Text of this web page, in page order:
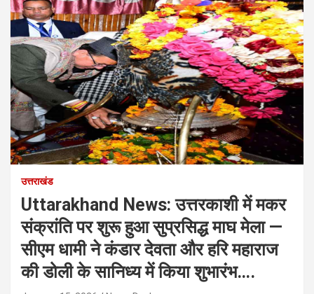
उत्तराखंड
Uttarakhand News: उत्तरकाशी में मकर
संक्रांति पर शुरू हुआ सुप्रसिद्ध माघ मेला —
सीएम धामी ने कंडार देवता और हरि महाराज
की डोली के सानिध्य में किया शुभारंभ….